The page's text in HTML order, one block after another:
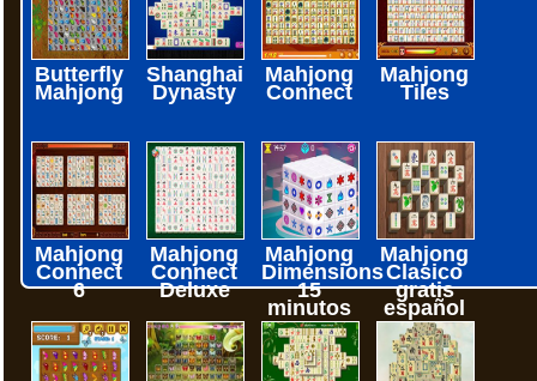
Butterfly
Mahjong
Shanghai
Dynasty
Mahjong
Connect
Mahjong
Tiles
Mahjong
Connect
6
Mahjong
Connect
Deluxe
Mahjong
Dimensions
15
minutos
Mahjong
Clasico
gratis
español